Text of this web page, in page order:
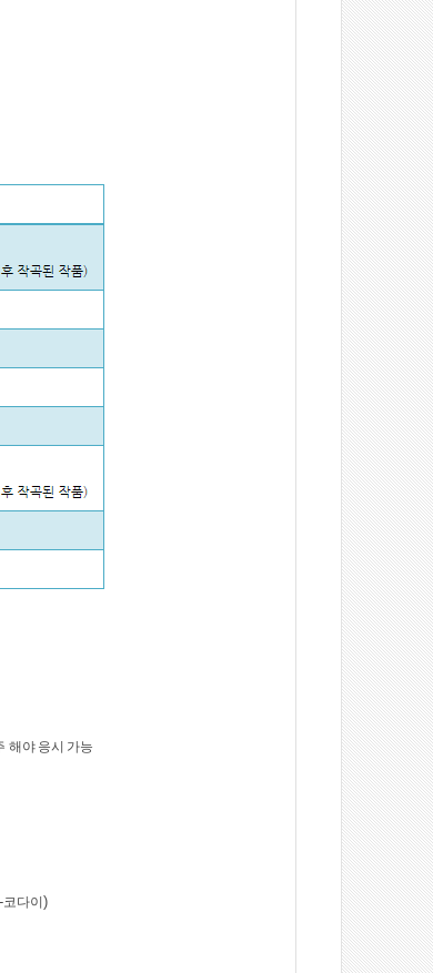
해야 응시 가능
-코다이 )